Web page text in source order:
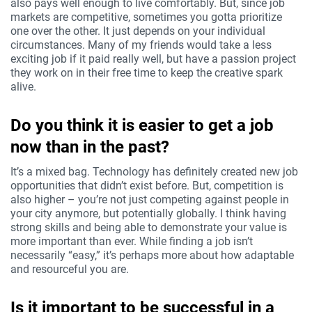
also pays well enough to live comfortably. But, since job
markets are competitive, sometimes you gotta prioritize
one over the other. It just depends on your individual
circumstances. Many of my friends would take a less
exciting job if it paid really well, but have a passion project
they work on in their free time to keep the creative spark
alive.
Do you think it is easier to get a job
now than in the past?
It’s a mixed bag. Technology has definitely created new job
opportunities that didn’t exist before. But, competition is
also higher – you’re not just competing against people in
your city anymore, but potentially globally. I think having
strong skills and being able to demonstrate your value is
more important than ever. While finding a job isn’t
necessarily “easy,” it’s perhaps more about how adaptable
and resourceful you are.
Is it important to be successful in a